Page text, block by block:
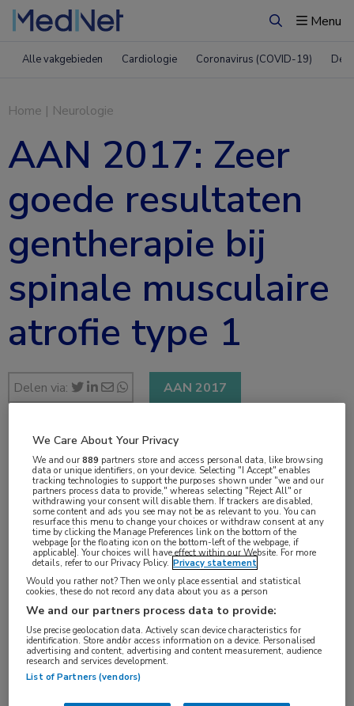
ZoekenMenu
Alle vakgebieden Cardiologie Coronavirus (COVID-19)
Home | Neurologie
AAN 2017: Zeer
goede resultaten
gentherapie bij
spinale musculaire
atrofie type 1
Delen via: AAN 2017
2 min
apr 2017
Vakgebieden:
Neurologie
Aandachtsgebieden:
Neuro-musculair
Tags:
gentherapie,spinale musculaire atrofie
We Care About Your Privacy
We and our889 partners store and access personal data, like browsing
data or unique identifiers, on your device. Selecting "I Accept" enables
tracking technologies to support the purposes shown under "we and our
partners process data to provide," whereas selecting "Reject All" or
withdrawing your consent will disable them. If trackers are disabled,
some content and ads you see may not be as relevant to you. You can
resurface this menu to change your choices or withdraw consent at any
time by clicking the Manage Preferences link on the bottom of the
webpage [or the floating icon on the bottom-left of the webpage, if
applicable]. Your choices will have effect within our Website. For more
details, refer to our Privacy Policy. Privacy statement
Would you rather not? Then we only place essential and statistical
cookies, these do not record any data about you as a person
We and our partners process data to provide:
Use precise geolocation data. Actively scan device characteristics for
identification. Store and/or access information on a device. Personalised
advertising and content, advertising and content measurement, audience
research and services development.
List of Partners (vendors)